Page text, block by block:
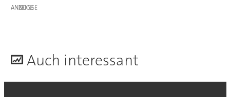
ANZEIGE
Auch interessant